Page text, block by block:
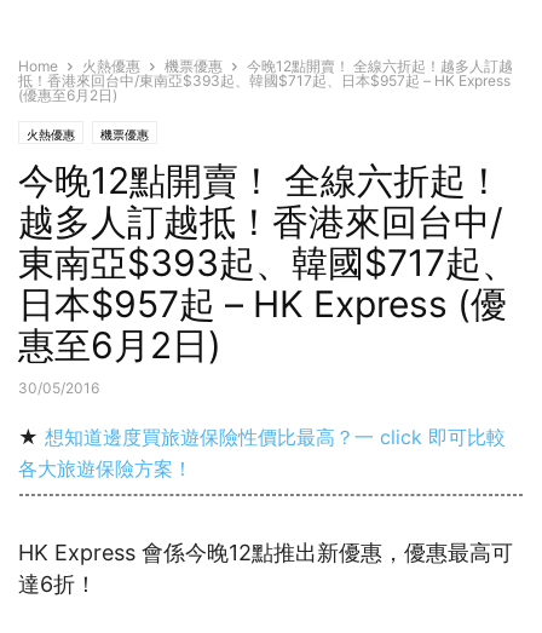
Home 火熱優惠 機票優惠
今晚12點開賣！ 全線六折起！越多人訂越
抵！香港來回台中/東南亞$393起、韓國$717起、日本$957起 – HK Express
(優惠至6月2日)
火熱優惠 機票優惠
今晚12點開賣！ 全線六折起！
越多人訂越抵！香港來回台中/
東南亞$393起、韓國$717起、
日本$957起 – HK Express (優
惠至6月2日)
30/05/2016
★ 想知道邊度買旅遊保險性價比最高？一 click 即可比較
各大旅遊保險方案！
HK Express 會係今晚12點推出新優惠，優惠最高可
達6折！